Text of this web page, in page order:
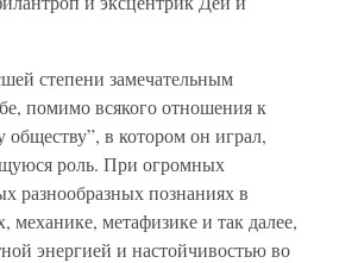
степени замечательным
помимо всякого отношения к
в котором он играл,
роль. При огромных
разнообразных познаниях в
механике, метафизике и так далее,
энергией и настойчивостью во